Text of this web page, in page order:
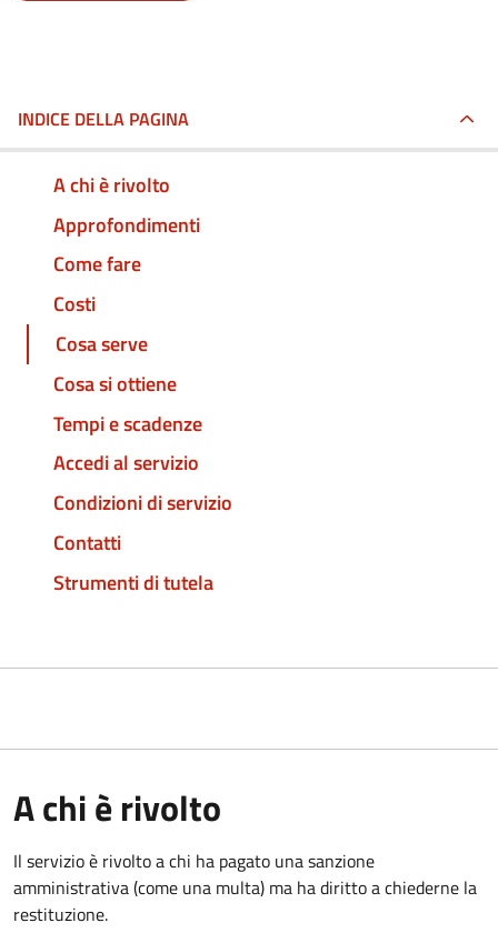
INDICE DELLA PAGINA
A chi è rivolto
Approfondimenti
Come fare
Costi
Cosa serve
Cosa si ottiene
Tempi e scadenze
Accedi al servizio
Condizioni di servizio
Contatti
Strumenti di tutela
A chi è rivolto
Il servizio è rivolto a chi ha pagato una sanzione
amministrativa (come una multa) ma ha diritto a chiederne la
restituzione.